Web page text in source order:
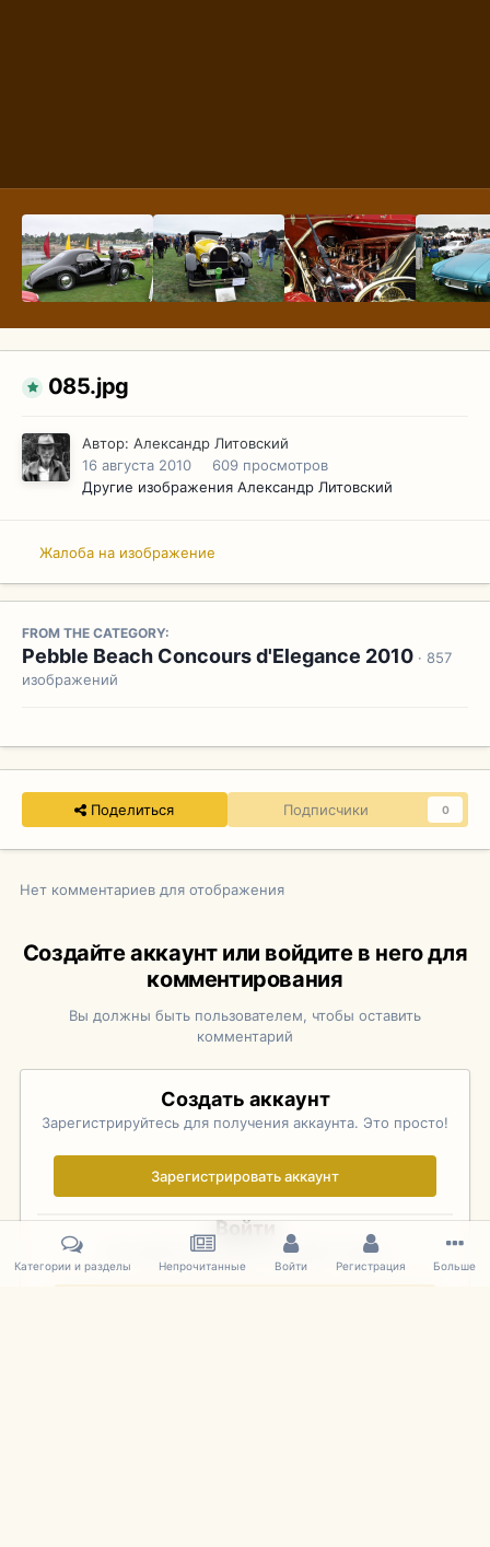
085.jpg
Автор: Александр Литовский
16 августа 2010
609 просмотров
Другие изображения Александр Литовский
Жалоба на изображение
FROM THE CATEGORY:
Pebble Beach Concours d'Elegance 2010 · 857
изображений
Поделиться Подписчики 0
Нет комментариев для отображения
Создайте аккаунт или войдите в него для
комментирования
Вы должны быть пользователем, чтобы оставить
комментарий
Создать аккаунт
Зарегистрируйтесь для получения аккаунта. Это просто!
Зарегистрировать аккаунт
Войти
Уже зарегистрированы? Войдите здесь.
Категории и разделы Непрочитанные Войти Регистрация Больше